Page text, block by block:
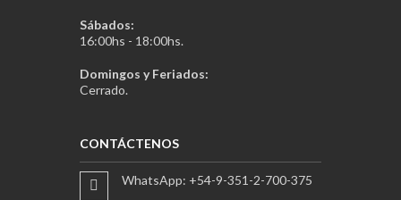
Sábados:
16:00hs - 18:00hs.
Domingos y Feriados:
Cerrado.
CONTÁCTENOS
WhatsApp: +54-9-351-2-700-375